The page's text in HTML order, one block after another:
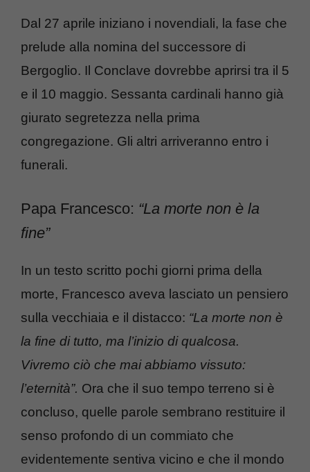
Dal 27 aprile iniziano i novendiali, la fase che
prelude alla nomina del successore di
Bergoglio. Il Conclave dovrebbe aprirsi tra il 5
e il 10 maggio. Sessanta cardinali hanno già
giurato segretezza nella prima
congregazione. Gli altri arriveranno entro i
funerali.
Papa Francesco: “La morte non è la
fine”
In un testo scritto pochi giorni prima della
morte, Francesco aveva lasciato un pensiero
sulla vecchiaia e il distacco: “La morte non è
la fine di tutto, ma l’inizio di qualcosa.
Vivremo ciò che mai abbiamo vissuto:
l’eternità”. Ora che il suo tempo terreno si è
concluso, quelle parole sembrano restituire il
senso profondo di un commiato che
evidentemente sentiva vicino e che il mondo